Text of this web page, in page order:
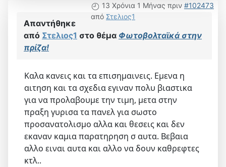
13 Χρόνια 1 Μήνας πριν #102473
από Στελιος1
Απαντήθηκε
από Στελιος1 στο θέμα Φωτοβολταϊκά στην
πρίζα!
Καλα κανεις και τα επισημαινεις. Εμενα η
αιτηση και τα σχεδια εγιναν πολυ βιαστικα
για να προλαβουμε την τιμη, μετα στην
πραξη γυρισα τα πανελ για σωστο
προσανατολισμο αλλα και θεσεις και δεν
εκαναν καμια παρατηρηση σ αυτα. Βεβαια
αλλο ειναι αυτα και αλλο να δουν καθρεφτες
κτλ..